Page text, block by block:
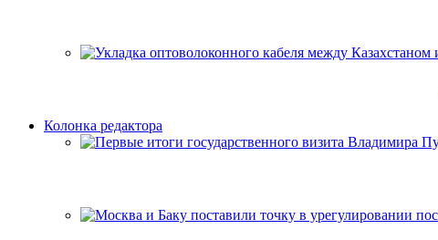
Колонка редактора